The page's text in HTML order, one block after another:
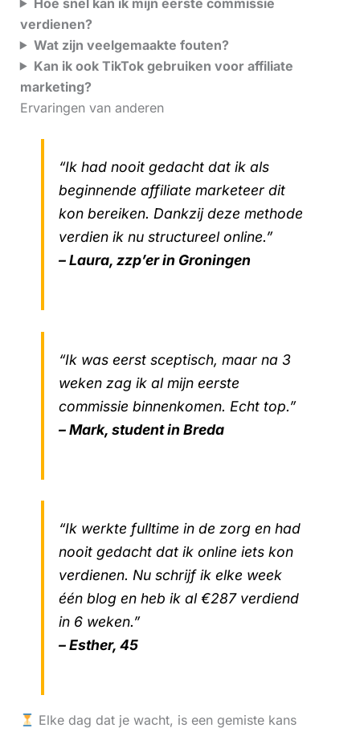
verdienen?
Wat zijn veelgemaakte fouten?
Kan ik ook TikTok gebruiken voor affiliate
marketing?
Ervaringen van anderen
“Ik had nooit gedacht dat ik als
beginnende affiliate marketeer dit
kon bereiken. Dankzij deze methode
verdien ik nu structureel online.”
– Laura, zzp’er in Groningen
“Ik was eerst sceptisch, maar na 3
weken zag ik al mijn eerste
commissie binnenkomen. Echt top.”
– Mark, student in Breda
“Ik werkte fulltime in de zorg en had
nooit gedacht dat ik online iets kon
verdienen. Nu schrijf ik elke week
één blog en heb ik al €287 verdiend
in 6 weken.”
– Esther, 45
Elke dag dat je wacht, is een gemiste kans